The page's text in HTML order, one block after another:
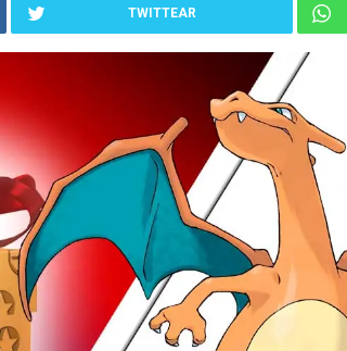
TWITTEAR